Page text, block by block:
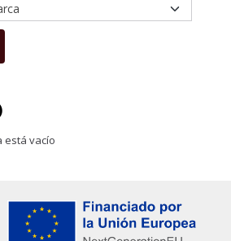
está vacío